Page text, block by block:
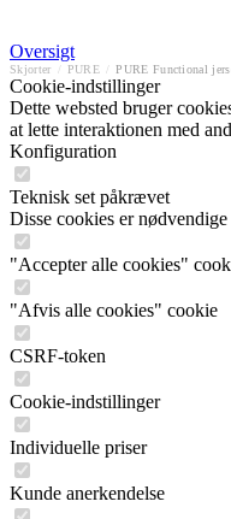
Oversigt
Skjorter PURE PURE Functional
Cookie-indstillinger
Dette websted bruger
at lette interaktionen med
Konfiguration
Teknisk set påkrævet
Disse cookies er
"Accepter alle cookies"
"Afvis alle cookies" cookie
CSRF-token
Cookie-indstillinger
Individuelle priser
Kunde anerkendelse